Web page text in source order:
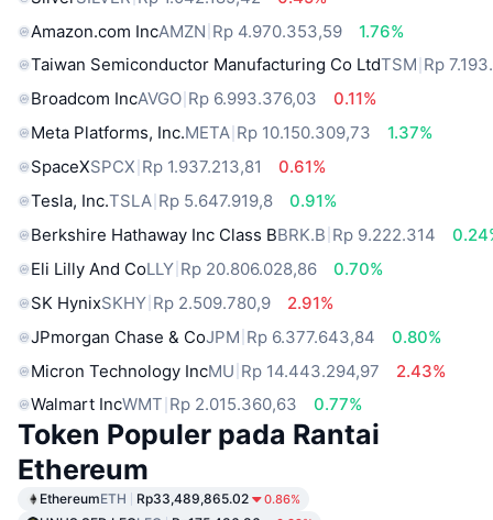
Amazon.com IncAMZN Rp 4.970.353,59
1.76%
Taiwan Semiconductor Manufacturing Co LtdTSM Rp
Broadcom IncAVGO Rp 6.993.376,03
0.11%
Meta Platforms, Inc.META Rp 10.150.309,73
1.37%
SpaceXSPCX Rp 1.937.213,81
0.61%
Tesla, Inc.TSLA Rp 5.647.919,8
0.91%
Berkshire Hathaway Inc Class BBRK.B Rp 9.222.314
Eli Lilly And CoLLY Rp 20.806.028,86
0.70%
SK HynixSKHY Rp 2.509.780,9
2.91%
JPmorgan Chase & CoJPM Rp 6.377.643,84
0.80%
Micron Technology IncMU Rp 14.443.294,97
2.43%
Walmart IncWMT Rp 2.015.360,63 0.77%
Token Populer pada Rantai
Ethereum
EthereumETH Rp33,489,865.02 0.86%